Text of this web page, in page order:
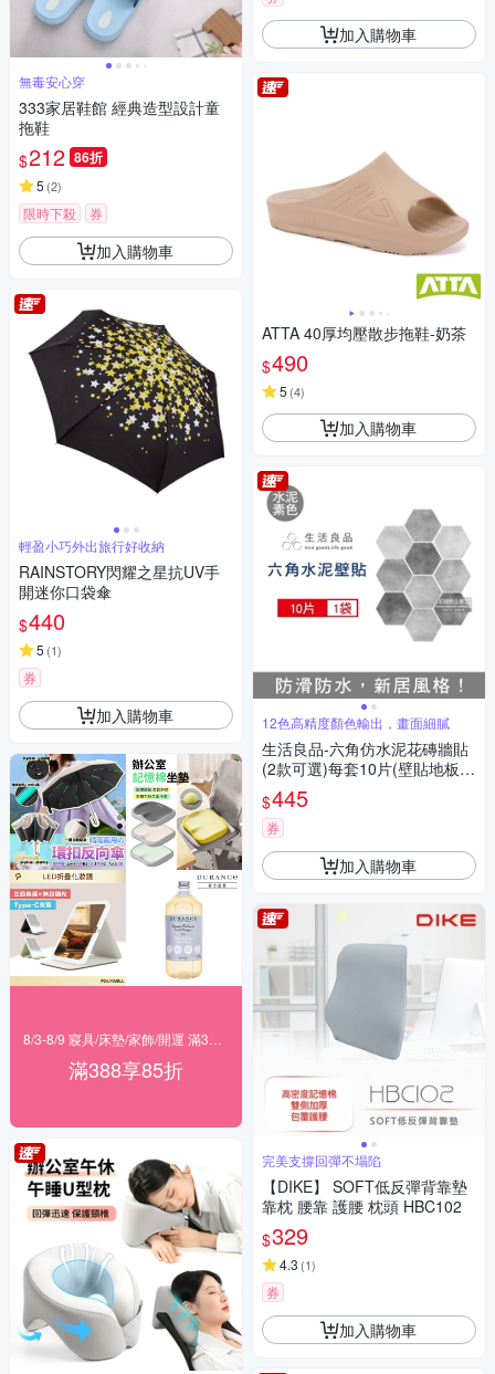
無毒安心穿
333家居鞋館 經典造型設計童
拖鞋
$212 86折
5 (2)
限時下殺 券
加入購物車
輕盈小巧外出旅行好收納
RAINSTORY閃耀之星抗UV手
開迷你口袋傘
$440
5 (1)
券
加入購物車
滿388享85折
加入購物車
ATTA 40厚均壓散步拖鞋-奶茶
$490
5 (4)
加入購物車
12色高精度顏色輸出，畫面細膩
生活良品-六角仿水泥花磚牆貼
(2款可選)每套10片(壁貼地板貼
紙,復古風格壁紙,仿六角磁磚牆
貼,DIY防水即撕即貼裝飾材料
貼片,模擬磁磚牆面家飾貼紙)
$445
券
加入購物車
完美支撐回彈不塌陷
【DIKE】 SOFT低反彈背靠墊
靠枕 腰靠 護腰 枕頭 HBC102
$329
4.3 (1)
券
加入購物車